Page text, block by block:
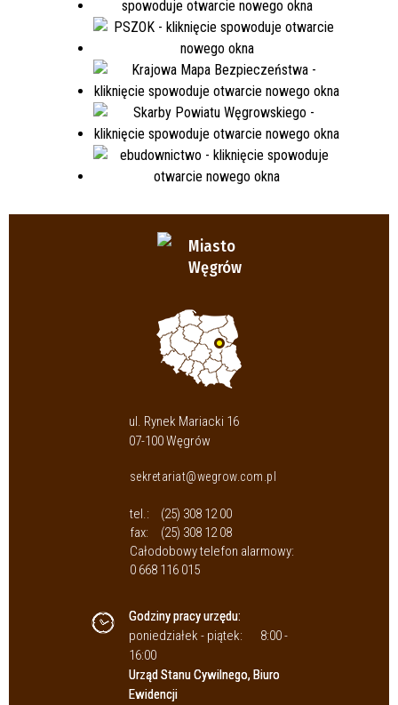
Miasto
Węgrów
ul. Rynek Mariacki 16
07-100 Węgrów
sekretariat@wegrow.com.pl
tel.:
(25) 308 12 00
fax:
(25) 308 12 08
Całodobowy telefon alarmowy:
0 668 116 015
Godziny pracy urzędu:
poniedziałek - piątek:
8:00 -
16:00
Urząd Stanu Cywilnego, Biuro
Ewidencji